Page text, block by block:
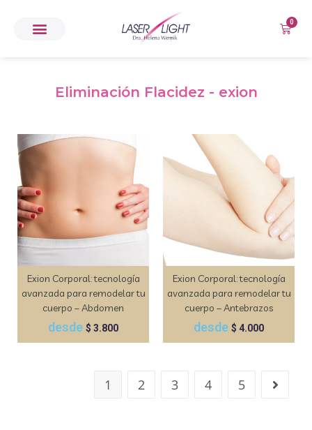
0
Eliminación Flacidez - exion
Exion Corporal: tecnología
avanzada para remodelar tu
cuerpo – Abdomen
desde $ 3.800
Exion Corporal: tecnología
avanzada para remodelar tu
cuerpo – Antebrazos
desde $ 4.000
1 2 3 4 5